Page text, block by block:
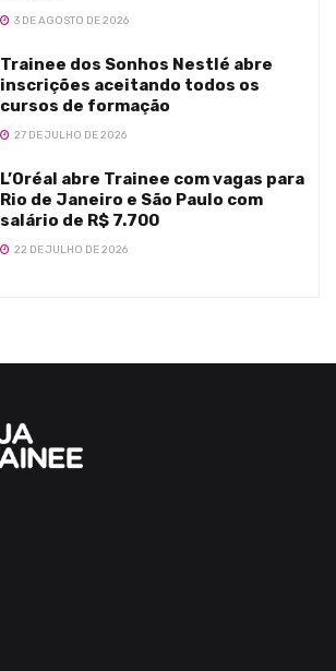
3 DE AGOSTO DE 2026
Trainee dos Sonhos Nestlé abre
inscrições aceitando todos os
cursos de formação
27 DE JULHO DE 2026
L’Oréal abre Trainee com vagas para
Rio de Janeiro e São Paulo com
salário de R$ 7.700
22 DE JULHO DE 2026